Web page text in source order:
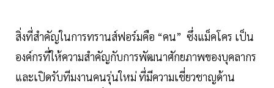
สิ่งที่สำคัญในการทรานส์ฟอร์มคือ “คน” ซึ่งแม็คโคร เป็น
องค์กรที่ให้ความสำคัญกับการพัฒนาศักยภาพของบุคลากร
และเปิดรับทีมงานคนรุ่นใหม่ ที่มีความเชี่ยวชาญด้าน